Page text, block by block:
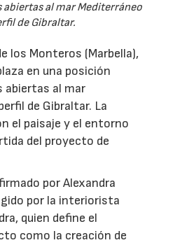
abiertas al mar Mediterráneo
de Gibraltar.
los Monteros (Marbella),
en una posición
abiertas al mar
de Gibraltar. La
el paisaje y el entorno
del proyecto de
por Alexandra
por la interiorista
quien define el
como la creación de